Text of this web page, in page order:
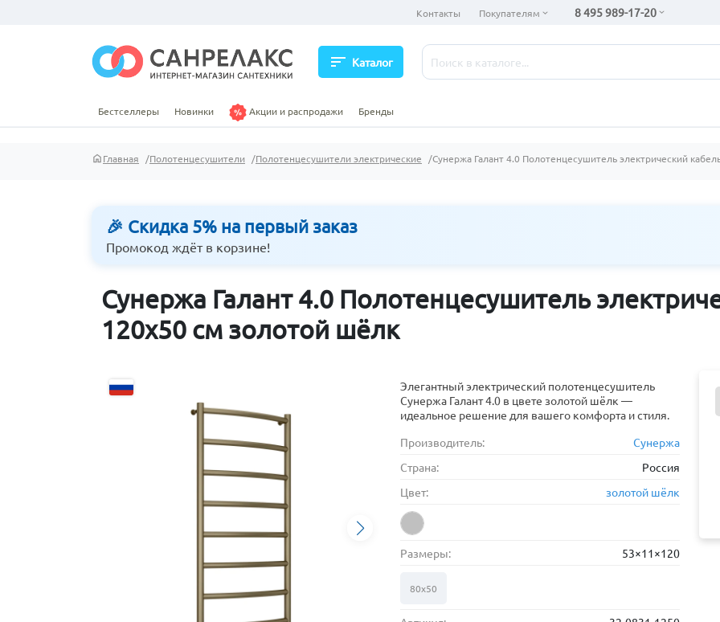
Контакты Покупателям 8 495 989-17-20
sort Каталог
Бестселлеры Новинки Акции и распродажи Бренды
Главная Полотенцесушители Полотенцесушители электрические Сунержа Галант 4.0 Полотенцесушитель электрический
🎉 Скидка 5% на первый заказ
Промокод ждёт в корзине!
Сунержа Галант 4.0 Полотенцесушитель
120х50 см золотой шёлк
Элегантный электрический полотенцесушитель
Сунержа Галант 4.0 в цвете золотой шёлк —
идеальное решение для вашего комфорта и стиля.
Производитель:
Сунержа
Страна:
Россия
Цвет:
золотой шёлк
Размеры: 53×11×120
80х50